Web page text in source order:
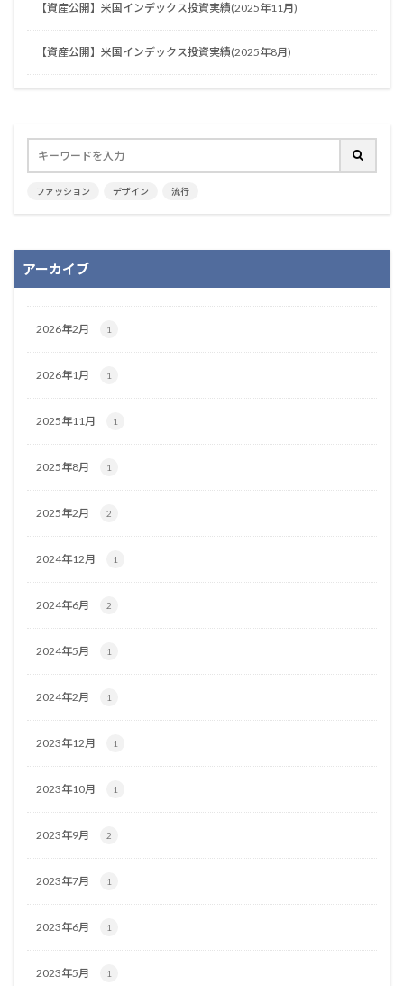
【資産公開】米国インデックス投資実績(2025年11月)
【資産公開】米国インデックス投資実績(2025年8月)
ファッション デザイン 流行
アーカイブ
2026年2月 1
2026年1月 1
2025年11月 1
2025年8月 1
2025年2月 2
2024年12月 1
2024年6月 2
2024年5月 1
2024年2月 1
2023年12月 1
2023年10月 1
2023年9月 2
2023年7月 1
2023年6月 1
2023年5月 1